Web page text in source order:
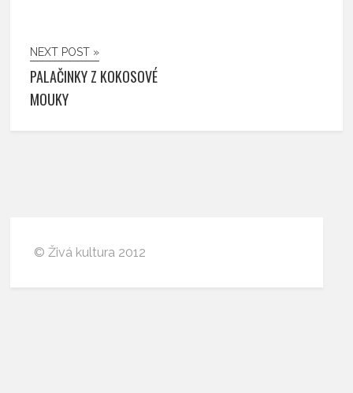
NEXT POST »
PALAČINKY Z KOKOSOVÉ
MOUKY
© Živá kultura 2012